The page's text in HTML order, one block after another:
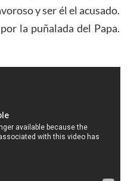
y ser él el acusado.
la puñalada del Papa.